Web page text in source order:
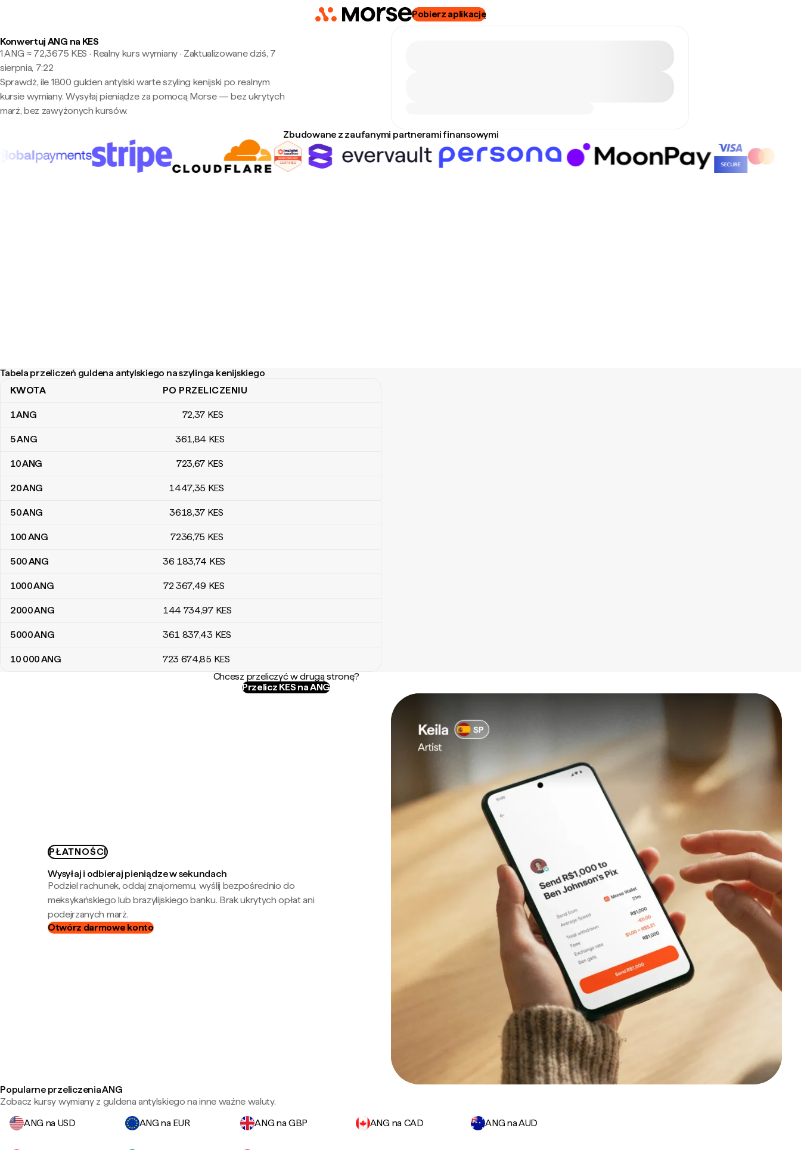
Pobierz aplikację
Konwertuj ANG na KES
1 ANG ≈ 72,3675 KES · Realny kurs wymiany· Zaktualizowane dziś, 7
sierpnia, 7:22
Sprawdź, ile 1800 gulden antylski warte szyling kenijski po realnym
kursie wymiany. Wysyłaj pieniądze za pomocą Morse — bez ukrytych
marż, bez zawyżonych kursów.
Zbudowane z zaufanymi partnerami finansowymi
Tabela przeliczeń guldena antylskiego na szylinga kenijskiego
Tabela przeliczeń guldena antylskiego na szylinga kenijskiego
KWOTA PO PRZELICZENIU
1ANG 72,37 KES
5ANG 361,84 KES
10ANG 723,67 KES
20ANG 1447,35 KES
50ANG 3618,37 KES
100ANG 7236,75 KES
500ANG 36 183,74 KES
1000ANG 72 367,49 KES
2000ANG 144 734,97 KES
5000ANG 361 837,43 KES
10 000ANG 723 674,85 KES
Chcesz przeliczyć w drugą stronę?
Przelicz KES na ANG
PŁATNOŚCI
Wysyłaj i odbieraj pieniądze w sekundach
Podziel rachunek, oddaj znajomemu, wyślij bezpośrednio do
meksykańskiego lub brazylijskiego banku. Brak ukrytych opłat ani
podejrzanych marż.
Otwórz darmowe konto
Popularne przeliczenia ANG
Zobacz kursy wymiany z guldena antylskiego na inne ważne waluty.
ANG na USD
ANG na EUR ANG na GBP ANG na CAD ANG na AUD